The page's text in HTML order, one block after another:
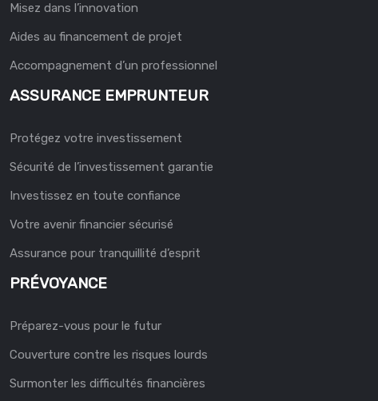
Misez dans l’innovation
Aides au financement de projet
Accompagnement d’un professionnel
ASSURANCE EMPRUNTEUR
Protégez votre investissement
Sécurité de l’investissement garantie
Investissez en toute confiance
Votre avenir financier sécurisé
Assurance pour tranquillité d’esprit
PRÉVOYANCE
Préparez-vous pour le futur
Couverture contre les risques lourds
Surmonter les difficultés financières